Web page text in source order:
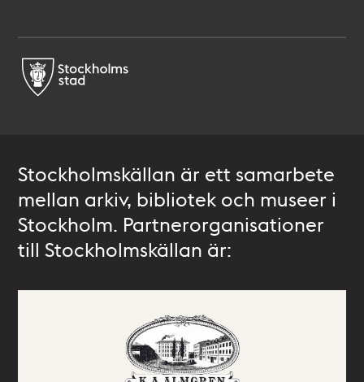
Stockholmskällan är ett samarbete
mellan arkiv, bibliotek och museer i
Stockholm. Partnerorganisationer
till Stockholmskällan är: